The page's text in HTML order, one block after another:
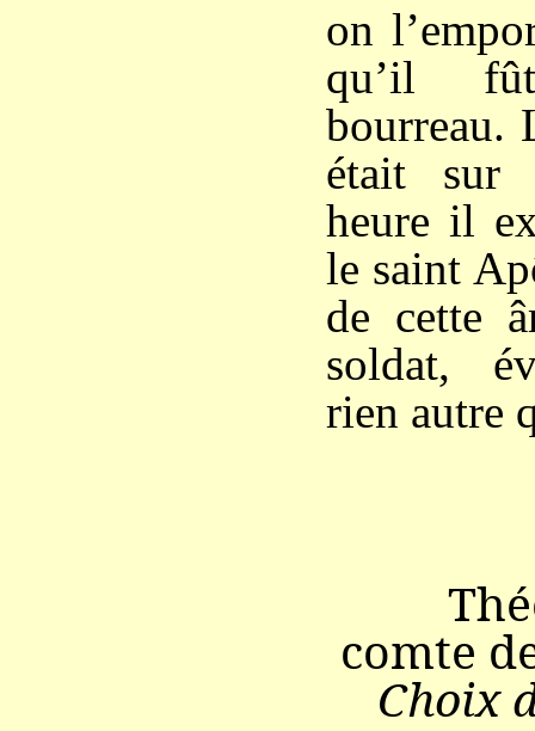
on
qu’il
bourreau.
était sur
heure il
le saint
de cette
soldat,
rien autre
comte
Choix